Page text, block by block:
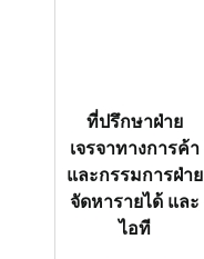
ที่ปรึกษาฝ่าย
เจรจาทางการค้า
และกรรมการฝ่าย
จัดหารายได้ และ
ไอที